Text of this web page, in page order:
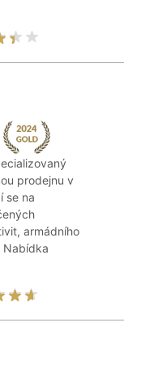
prodejnu v
se na
armádního
Nabídka